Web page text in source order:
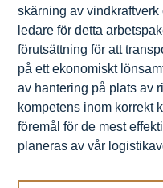
skärning av
ledare för detta
förutsättning för att
på ett ekonomiskt
av hantering på plats av
kompetens inom korrekt
föremål för de mest
planeras av vår